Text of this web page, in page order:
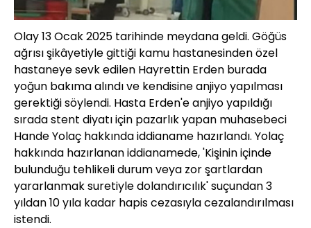
Olay 13 Ocak 2025 tarihinde meydana geldi. Göğüs
ağrısı şikâyetiyle gittiği kamu hastanesinden özel
hastaneye sevk edilen Hayrettin Erden burada
yoğun bakıma alındı ve kendisine anjiyo yapılması
gerektiği söylendi. Hasta Erden'e anjiyo yapıldığı
sırada stent diyatı için pazarlık yapan muhasebeci
Hande Yolaç hakkında iddianame hazırlandı. Yolaç
hakkında hazırlanan iddianamede, 'Kişinin içinde
bulunduğu tehlikeli durum veya zor şartlardan
yararlanmak suretiyle dolandırıcılık' suçundan 3
yıldan 10 yıla kadar hapis cezasıyla cezalandırılması
istendi.